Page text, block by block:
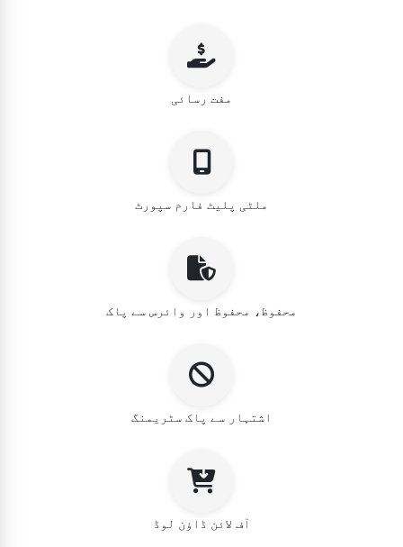
مفت رسائی
ملٹی پلیٹ فارم سپورٹ
محفوظ، محفوظ اور وائرس سے پاک
اشتہار سے پاک سٹریمنگ
آف لائن ڈاؤن لوڈ